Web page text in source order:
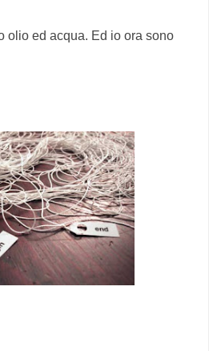
olio ed acqua. Ed io ora sono